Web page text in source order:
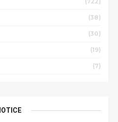
(38)
(30)
(19)
(7)